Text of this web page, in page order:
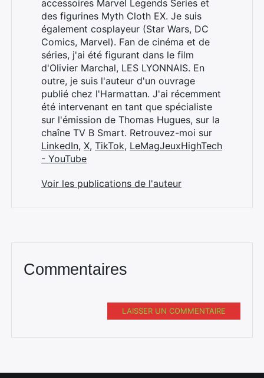
accessoires Marvel Legends Series et
des figurines Myth Cloth EX. Je suis
également cosplayeur (Star Wars, DC
Comics, Marvel). Fan de cinéma et de
séries, j'ai été figurant dans le film
d'Olivier Marchal, LES LYONNAIS. En
outre, je suis l'auteur d'un ouvrage
publié chez l'Harmattan. J'ai récemment
été intervenant en tant que spécialiste
sur l'émission de Thomas Hugues, sur la
chaîne TV B Smart. Retrouvez-moi sur
LinkedIn, X, TikTok, LeMagJeuxHighTech
- YouTube
Voir les publications de l'auteur
Commentaires
LAISSER UN COMMENTAIRE
Rechercher
: